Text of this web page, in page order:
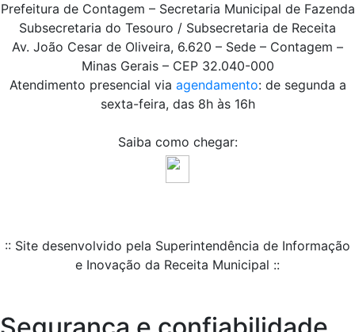
Prefeitura de Contagem – Secretaria Municipal de Fazenda
Subsecretaria do Tesouro / Subsecretaria de Receita
Av. João Cesar de Oliveira, 6.620 – Sede – Contagem –
Minas Gerais – CEP 32.040-000
Atendimento presencial via agendamento: de segunda a
sexta-feira, das 8h às 16h
Saiba como chegar:
:: Site desenvolvido pela Superintendência de Informação
e Inovação da Receita Municipal ::